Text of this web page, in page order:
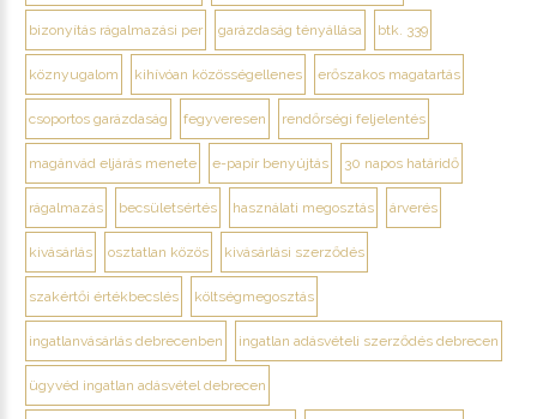
bizonyítás rágalmazási per garázdaság tényállása btk. 339
köznyugalom kihívóan közösségellenes erőszakos magatartás
csoportos garázdaság fegyveresen rendőrségi feljelentés
magánvád eljárás menete e-papír benyújtás 30 napos határidő
rágalmazás becsületsértés használati megosztás árverés
kivásárlás osztatlan közös kivásárlási szerződés
szakértői értékbecslés költségmegosztás
ingatlanvásárlás debrecenben ingatlan adásvételi szerződés debrecen
ügyvéd ingatlan adásvétel debrecen